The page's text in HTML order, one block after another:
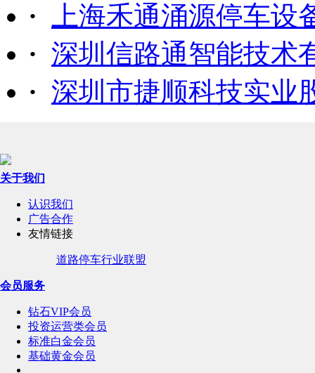
·
上海禾通涌源停车设
· 深圳信路通智能技术
· 深圳市捷顺科技实业
关于我们
认识我们
广告合作
友情链接
道路停车行业联盟
会员服务
钻石VIP会员
投资运营类会员
标准白金会员
基础黄金会员